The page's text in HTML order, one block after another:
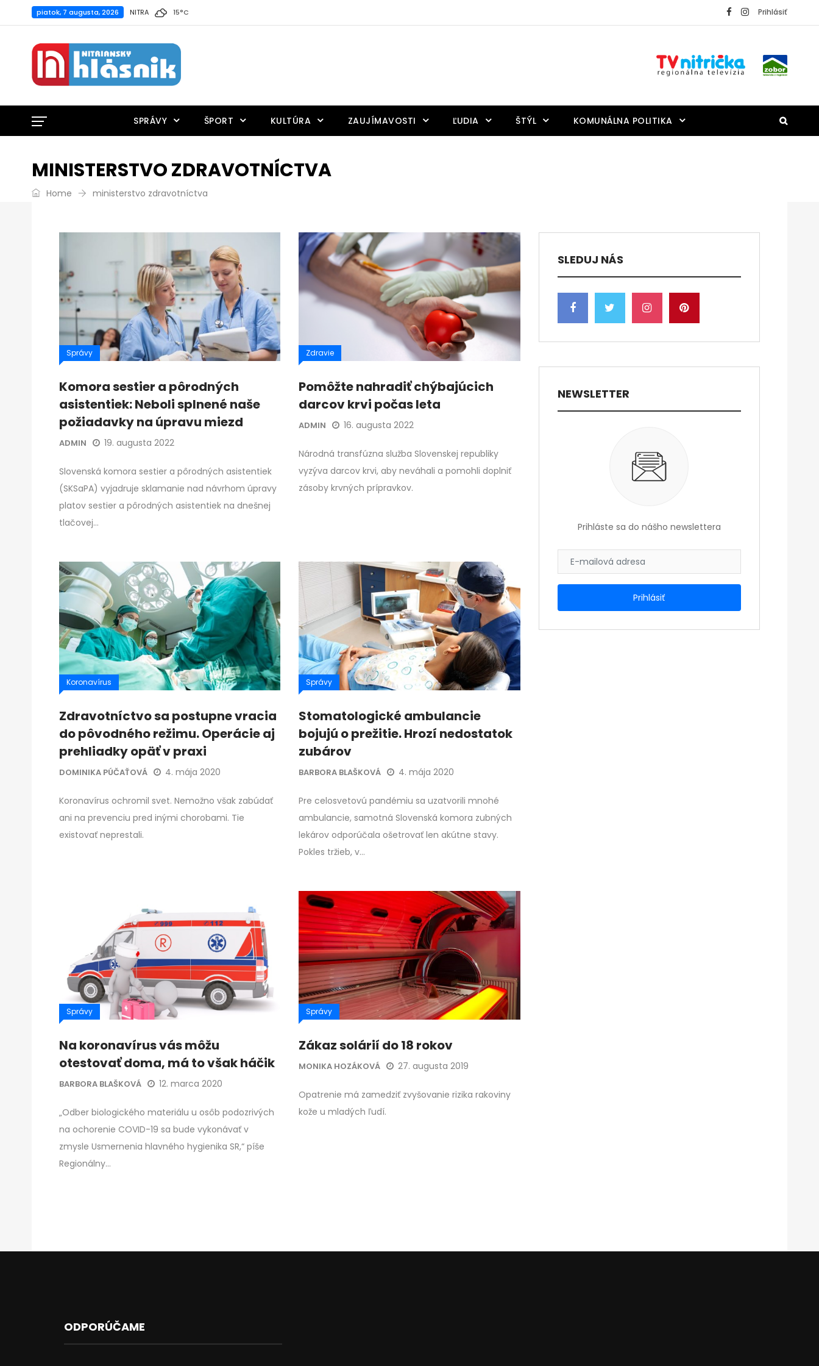
piatok, 7 augusta, 2026 NITRA 15°C Prihlásiť
SPRÁVY ŠPORT KULTÚRA ZAUJÍMAVOSTI ĽUDIA ŠTÝL KOMUNÁLNA POLITIKA
MINISTERSTVO ZDRAVOTNÍCTVA
Home ministerstvo zdravotníctva
Správy
Komora sestier a pôrodných
asistentiek: Neboli splnené naše
požiadavky na úpravu miezd
ADMIN 19. augusta 2022
Slovenská komora sestier a pôrodných asistentiek
(SKSaPA) vyjadruje sklamanie nad návrhom úpravy
platov sestier a pôrodných asistentiek na dnešnej
tlačovej…
Zdravie
Pomôžte nahradiť chýbajúcich
darcov krvi počas leta
ADMIN 16. augusta 2022
Národná transfúzna služba Slovenskej republiky
vyzýva darcov krvi, aby neváhali a pomohli doplniť
zásoby krvných prípravkov.
Koronavírus
Zdravotníctvo sa postupne vracia
do pôvodného režimu. Operácie aj
prehliadky opäť v praxi
DOMINIKA PÚČAŤOVÁ 4. mája 2020
Koronavírus ochromil svet. Nemožno však zabúdať
ani na prevenciu pred inými chorobami. Tie
existovať neprestali.
Správy
Stomatologické ambulancie
bojujú o prežitie. Hrozí nedostatok
zubárov
BARBORA BLAŠKOVÁ 4. mája 2020
Pre celosvetovú pandémiu sa uzatvorili mnohé
ambulancie, samotná Slovenská komora zubných
lekárov odporúčala ošetrovať len akútne stavy.
Pokles tržieb, v…
Správy
Na koronavírus vás môžu
otestovať doma, má to však háčik
BARBORA BLAŠKOVÁ 12. marca 2020
„Odber biologického materiálu u osôb podozrivých
na ochorenie COVID-19 sa bude vykonávať v
zmysle Usmernenia hlavného hygienika SR,“ píše
Regionálny…
Správy
Zákaz solárií do 18 rokov
MONIKA HOZÁKOVÁ 27. augusta 2019
Opatrenie má zamedziť zvyšovanie rizika rakoviny
kože u mladých ľudí.
SLEDUJ NÁS
NEWSLETTER
Prihláste sa do nášho newslettera
ODPORÚČAME